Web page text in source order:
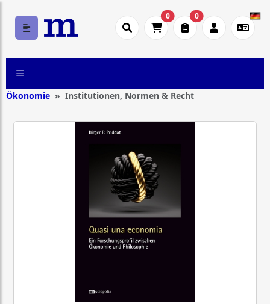
0 0
Ökonomie Institutionen, Normen & Recht